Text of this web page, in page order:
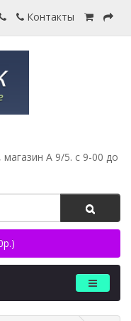
Контакты
А 9/5. с 9-00 до